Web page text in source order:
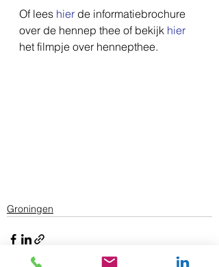
Of lees hier de informatiebrochure
over de hennep thee of bekijk hier
het filmpje over hennepthee.
Groningen